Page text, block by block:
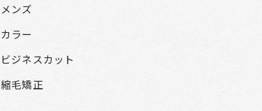
メンズ
カラー
ビジネスカット
縮毛矯正